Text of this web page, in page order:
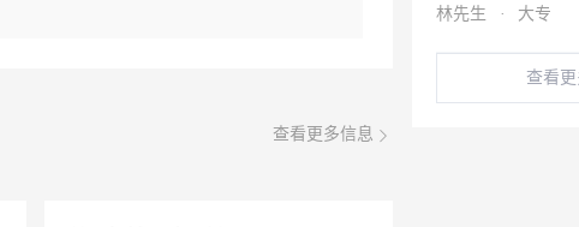
查看更多信息
林先生 · 大专
查看